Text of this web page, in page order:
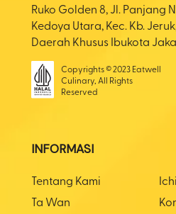
Ruko Golden 8, Jl. Panjang
Kedoya Utara, Kec. Kb.
Daerah Khusus Ibukota
Copyrights © 2023 Eatwell
Culinary, All Rights
Reserved
INFORMASI
Tentang Kami
Ta Wan